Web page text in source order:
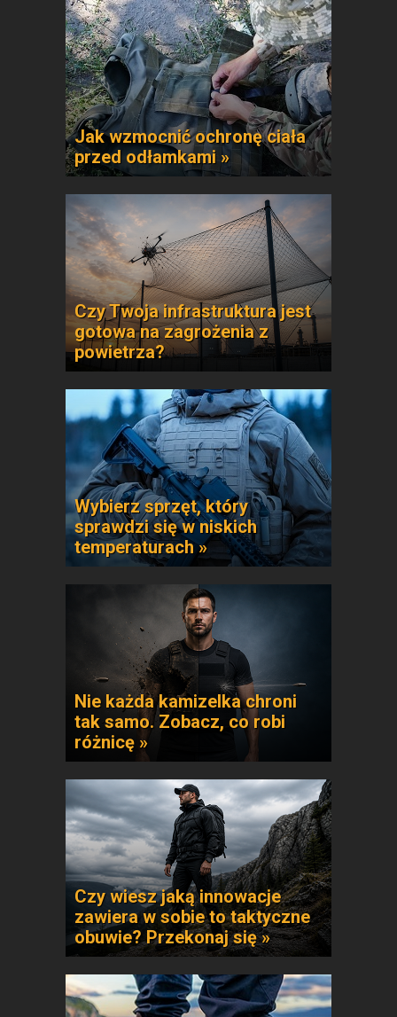
Jak wzmocnić ochronę ciała
przed odłamkami »
Czy Twoja infrastruktura jest
gotowa na zagrożenia z
powietrza?
Wybierz sprzęt, który
sprawdzi się w niskich
temperaturach »
Nie każda kamizelka chroni
tak samo. Zobacz, co robi
różnicę »
Czy wiesz jaką innowacje
zawiera w sobie to taktyczne
obuwie? Przekonaj się »